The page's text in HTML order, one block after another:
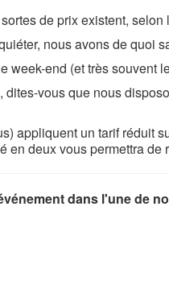
de prix existent,
nous avons de quoi
week-end (et très souvent
vous que nous
appliquent un tarif réduit
deux vous permettra
dans l'une de